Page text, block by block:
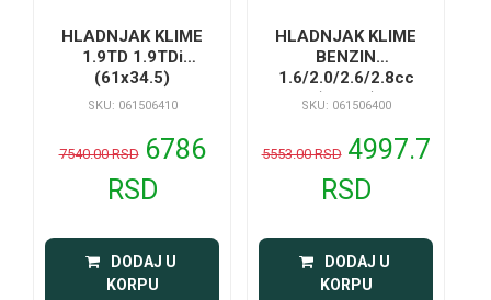
HLADNJAK KLIME
1.9TD 1.9TDi
(61x34.5)
SKU: 061506410
7540.00 RSD 6786
RSD
DODAJ U
KORPU
HLADNJAK KLIME
BENZIN
1.6/2.0/2.6/2.8cc
(61x35)
SKU: 061506400
5553.00 RSD 4997.7
RSD
DODAJ U
KORPU